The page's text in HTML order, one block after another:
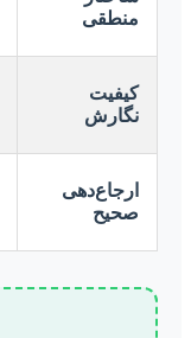
منطقی
کیفیت
نگارش
ارجاع‌دهی
صحیح